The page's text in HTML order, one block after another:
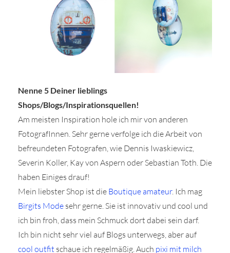
Nenne 5 Deiner lieblings
Shops/Blogs/Inspirationsquellen!
Am meisten Inspiration hole ich mir von anderen
FotografInnen. Sehr gerne verfolge ich die Arbeit von
befreundeten Fotografen, wie Dennis Iwaskiewicz,
Severin Koller, Kay von Aspern oder Sebastian Toth. Die
haben Einiges drauf!
Mein liebster Shop ist die Boutique amateur. Ich mag
Birgits Mode sehr gerne. Sie ist innovativ und cool und
ich bin froh, dass mein Schmuck dort dabei sein darf.
Ich bin nicht sehr viel auf Blogs unterwegs, aber auf
cool outfit schaue ich regelmäßig. Auch pixi mit milch